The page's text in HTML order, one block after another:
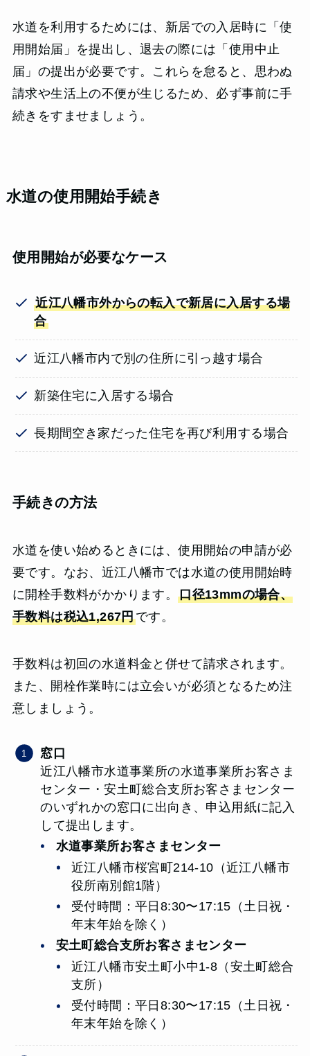
水道を利用するためには、新居での入居時に「使
用開始届」を提出し、退去の際には「使用中止
届」の提出が必要です。これらを怠ると、思わぬ
請求や生活上の不便が生じるため、必ず事前に手
続きをすませましょう。
水道の使用開始手続き
使用開始が必要なケース
近江八幡市外からの転入で新居に入居する場
合
近江八幡市内で別の住所に引っ越す場合
新築住宅に入居する場合
長期間空き家だった住宅を再び利用する場合
手続きの方法
水道を使い始めるときには、使用開始の申請が必
要です。なお、近江八幡市では水道の使用開始時
に開栓手数料がかかります。口径13mmの場合、
手数料は税込1,267円です。
手数料は初回の水道料金と併せて請求されます。
また、開栓作業時には立会いが必須となるため注
意しましょう。
窓口
近江八幡市水道事業所の水道事業所お客さま
センター・安土町総合支所お客さまセンター
のいずれかの窓口に出向き、申込用紙に記入
して提出します。
水道事業所お客さまセンター
近江八幡市桜宮町214-10（近江八幡市
役所南別館1階）
受付時間：平日8:30〜17:15（土日祝・
年末年始を除く）
安土町総合支所お客さまセンター
近江八幡市安土町小中1-8（安土町総合
支所）
受付時間：平日8:30〜17:15（土日祝・
年末年始を除く）